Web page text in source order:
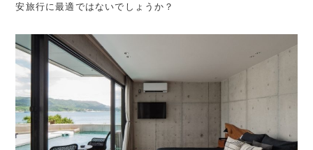
安旅行に最適ではないでしょうか？